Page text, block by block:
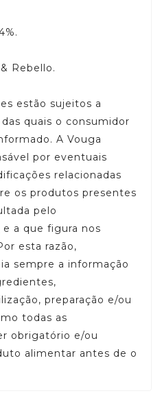
Rebello.
estão sujeitos a
quais o consumidor
A Vouga
por eventuais
relacionadas
os produtos presentes
pelo
a que figura nos
esta razão,
sempre a informação
preparação e/ou
todas as
obrigatório e/ou
alimentar antes de o